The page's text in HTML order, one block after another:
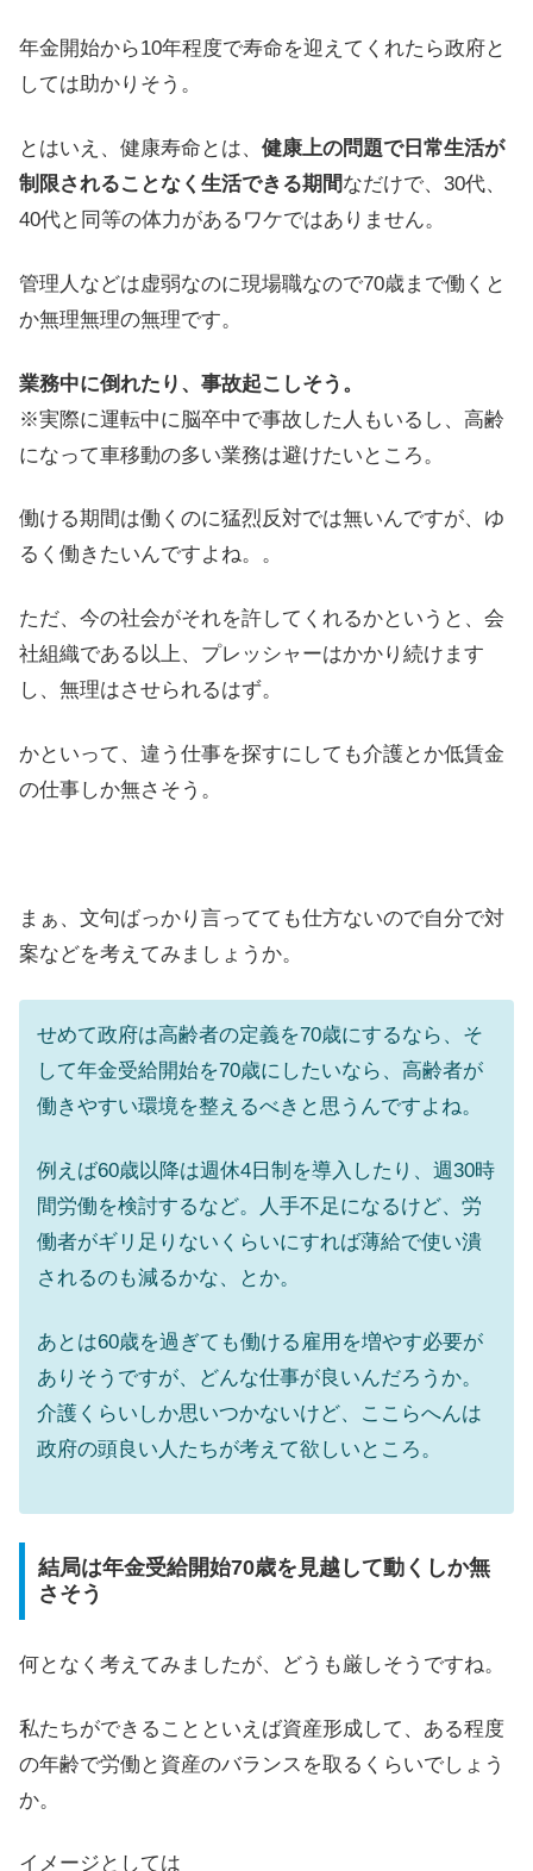
年金開始から10年程度で寿命を迎えてくれたら政府と
しては助かりそう。
とはいえ、健康寿命とは、 健康上の問題で日常生活が
制限されることなく生活できる期間なだけで、30代、
40代と同等の体力があるワケではありません。
管理人などは虚弱なのに現場職なので70歳まで働くと
か無理無理の無理です。
業務中に倒れたり、事故起こしそう。
※実際に運転中に脳卒中で事故した人もいるし、高齢
になって車移動の多い業務は避けたいところ。
働ける期間は働くのに猛烈反対では無いんですが、ゆ
るく働きたいんですよね。。
ただ、今の社会がそれを許してくれるかというと、会
社組織である以上、プレッシャーはかかり続けます
し、無理はさせられるはず。
かといって、違う仕事を探すにしても介護とか低賃金
の仕事しか無さそう。
まぁ、文句ばっかり言ってても仕方ないので自分で対
案などを考えてみましょうか。
せめて政府は高齢者の定義を70歳にするなら、そ
して年金受給開始を70歳にしたいなら、高齢者が
働きやすい環境を整えるべきと思うんですよね。
例えば60歳以降は週休4日制を導入したり、週30時
間労働を検討するなど。人手不足になるけど、労
働者がギリ足りないくらいにすれば薄給で使い潰
されるのも減るかな、とか。
あとは60歳を過ぎても働ける雇用を増やす必要が
ありそうですが、どんな仕事が良いんだろうか。
介護くらいしか思いつかないけど、ここらへんは
政府の頭良い人たちが考えて欲しいところ。
結局は年金受給開始70歳を見越して動くしか無
さそう
何となく考えてみましたが、どうも厳しそうですね。
私たちができることといえば資産形成して、ある程度
の年齢で労働と資産のバランスを取るくらいでしょう
か。
イメージとしては